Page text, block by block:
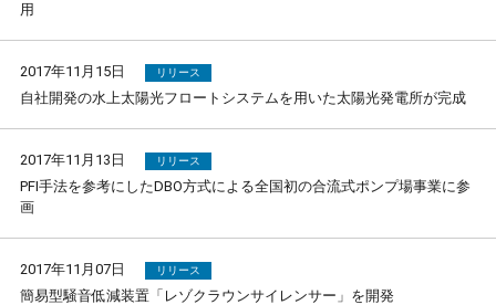
用
2017年11月15日 リリース
自社開発の水上太陽光フロートシステムを用いた太陽光発電所が完成
2017年11月13日 リリース
PFI手法を参考にしたDBO方式による全国初の合流式ポンプ場事業に参
画
2017年11月07日 リリース
簡易型騒音低減装置「レゾクラウンサイレンサー」を開発